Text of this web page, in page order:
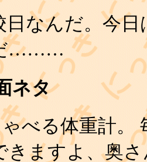
日なんだ。今
………
ネタ
べる体重計。
きますよ、奥